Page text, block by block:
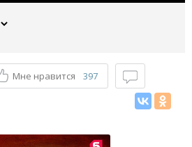
Мне нравится 397